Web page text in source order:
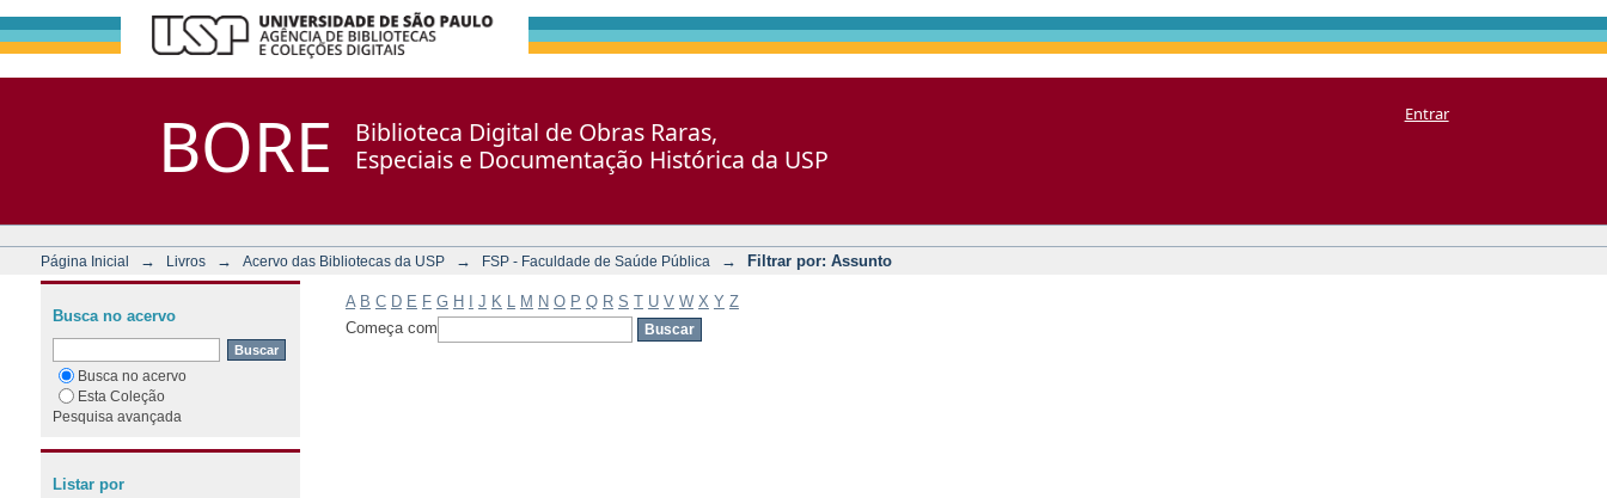
BORE
Biblioteca Digital de Obras Raras,
Especiais e Documentação Histórica da USP
Entrar
Página Inicial → Livros → Acervo das Bibliotecas da USP → FSP - Faculdade de Saúde Pública → Filtrar por: Assunto
A B C D E F G H J K M N O P Q R S T U V W X Y Z
Começa com
Busca no acervo
Busca no acervo
Esta Coleção
Pesquisa avançada
Listar por